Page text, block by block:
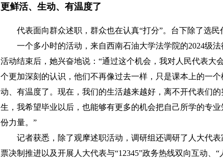
更鲜活、生动、有温度了
代表面向群众述职，群众也在认真“打分”。台下除了选民
一个多小时的活动，来自西南石油大学法学院的2024级法
活动结束后，她兴奋地说：“通过这个机会，我对人民代表大
个更加深刻的认识，他们不再像过去一样，只是课本上的一
动、有温度了。现在，我们的生活越来越好，离不开代表们
生，我希望毕业以后，也能够有更多的机会把自己所学的专
份力量。”
记者获悉，除了观摩述职活动，调研组还调研了人大代表
票决制推进以及开展人大代表与“12345”政务热线双向互动、“